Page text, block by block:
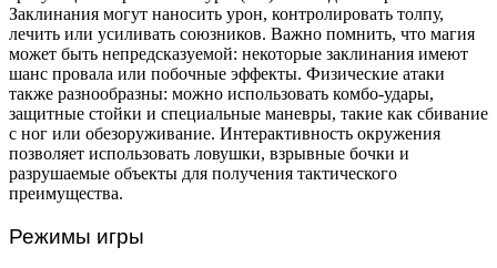
Заклинания могут наносить урон, контролировать толпу,
лечить или усиливать союзников. Важно помнить, что магия
может быть непредсказуемой: некоторые заклинания имеют
шанс провала или побочные эффекты. Физические атаки
также разнообразны: можно использовать комбо-удары,
защитные стойки и специальные маневры, такие как сбивание
с ног или обезоруживание. Интерактивность окружения
позволяет использовать ловушки, взрывные бочки и
разрушаемые объекты для получения тактического
преимущества.
Режимы игры